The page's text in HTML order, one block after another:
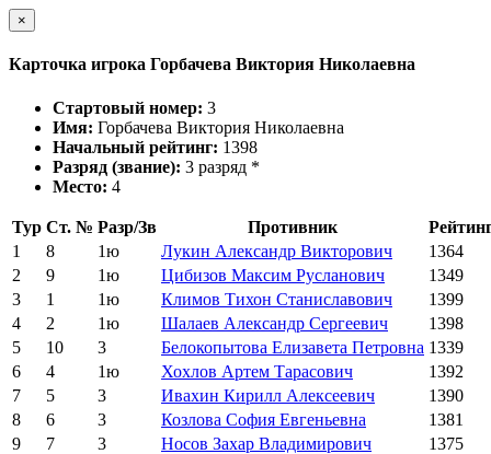
×
Карточка игрока Горбачева Виктория Николаевна
Стартовый номер: 3
Имя: Горбачева Виктория Николаевна
Начальный рейтинг: 1398
Разряд (звание): 3 разряд *
Место: 4
Тур Ст. № Разр/Зв Противник
1
8 1ю Лукин Александр Викторович
1364
2
9 1ю Цибизов Максим Русланович
1349
3
1 1ю Климов Тихон Станиславович
1399
4
2 1ю Шалаев Александр Сергеевич
1398
5
10 3 Белокопытова Елизавета Петровна 1339
6
4 1ю Хохлов Артем Тарасович
1392
7
5 3 Ивахин Кирилл Алексеевич
1390
8
6 3 Козлова София Евгеньевна
1381
9
7 3 Носов Захар Владимирович
1375